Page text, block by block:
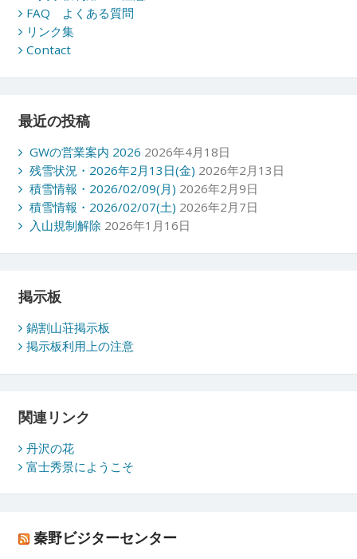
FAQ よくある質問
リンク集
Contact
最近の投稿
GWの営業案内 2026 2026年4月18日
残雪状況・2026年2月13日(金) 2026年2月13日
積雪情報・2026/02/09(月) 2026年2月9日
積雪情報・2026/02/07(土) 2026年2月7日
入山規制解除 2026年1月16日
掲示板
鍋割山荘掲示板
掲示板利用上の注意
関連リンク
丹沢の花
富士秀景にようこそ
秦野ビジターセンター